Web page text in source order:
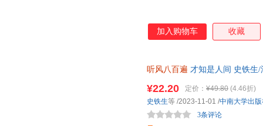
加入购物车 收藏
听风八百遍 才知是人间 史铁生
¥22.20 定价： ¥49.80 (4.46折)
3条评论
史铁生等 /2023-11-01 /中南大学出